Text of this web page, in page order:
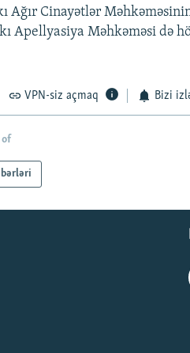
Ağır Cinayətlər
Apellyasiya Məhkəməsi də
VPN-siz açmaq Bizi
of